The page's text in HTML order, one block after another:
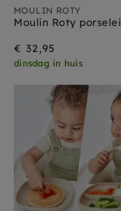
MOULIN ROTY
€ 32,95
dinsdag in huis